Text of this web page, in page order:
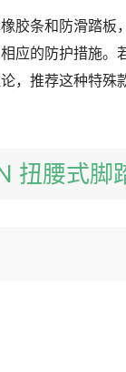
胶条和防滑踏板
应的防护措施。
，推荐这种特殊
扭腰式脚